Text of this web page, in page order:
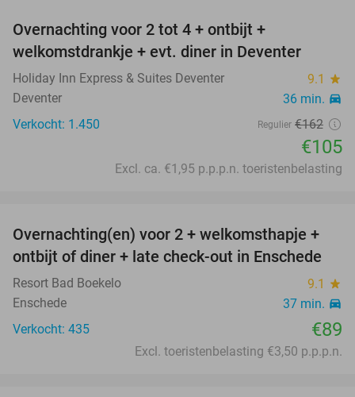
Overnachting voor 2 tot 4 + ontbijt +
welkomstdrankje + evt. diner in Deventer
Holiday Inn Express & Suites Deventer 9.1 star
Deventer 36 min. directions_car
Verkocht: 1.450 Regulier €162
€105
Excl. ca. €1,95 p.p.p.n. toeristenbelasting
Overnachting(en) voor 2 + welkomsthapje +
ontbijt of diner + late check-out in Enschede
Resort Bad Boekelo 9.1 star
Enschede 37 min. directions_car
Verkocht: 435 €89
Excl. toeristenbelasting €3,50 p.p.p.n.